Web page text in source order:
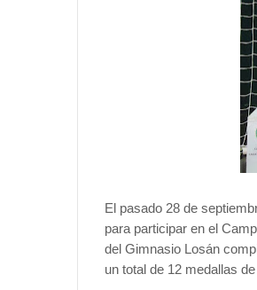
El pasado 28 de
para participar en el
del Gimnasio Losán
un total de 12 medallas